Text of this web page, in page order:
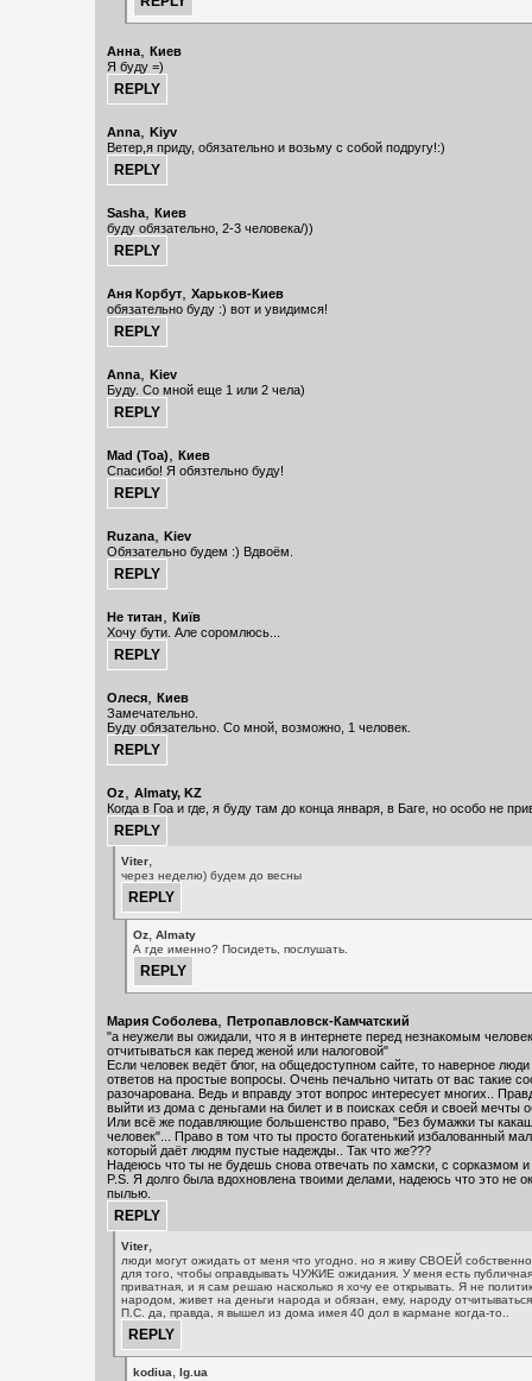
Анна, Киев
Я буду =)
Anna, Kiyv
Ветер,я приду, обязательно и возьму с собой подругу!:)
Sasha, Киев
буду обязательно, 2-3 человека/))
Аня Корбут, Харьков-Киев
обязательно буду :) вот и увидимся!
Anna, Kiev
Буду. Со мной еще 1 или 2 чела)
Mad (Toa), Киев
Спасибо! Я обязтельно буду!
Ruzana, Kiev
Обязательно будем :) Вдвоём.
Не титан, Київ
Хочу бути. Але соромлюсь...
Олеся, Киев
Замечательно.
Буду обязательно. Со мной, возможно, 1 человек.
Oz, Almaty, KZ
Когда в Гоа и где, я буду там до конца января, в Баге, но особо не
Viter,
через неделю) будем до весны
Oz, Almaty
А где именно? Посидеть, послушать.
Мария Соболева, Петропавловск-Камчатский
"а неужели вы ожидали, что я в интернете перед незнакомым
отчитываться как перед женой или налоговой"
Если человек ведёт блог, на общедоступном сайте, то наверное
ответов на простые вопросы. Очень печально читать от вас такие
разочарована. Ведь и вправду этот вопрос интересует многих..
выйти из дома с деньгами на билет и в поисках себя и своей мечты
Или всё же подавляющие большенство право, "Без бумажки ты
человек"... Право в том что ты просто богатенький избалованный
который даёт людям пустые надежды.. Так что же???
Надеюсь что ты не будешь снова отвечать по хамски, с сорказмом
P.S. Я долго была вдохновлена твоими делами, надеюсь что это не
пылью.
Viter,
люди могут ожидать от меня что угодно. но я живу СВОЕЙ
для того, чтобы оправдывать ЧУЖИЕ ожидания. У меня есть
приватная, и я сам решаю насколько я хочу ее открывать. Я не
народом, живет на деньги народа и обязан, ему, народу
П.С. да, правда, я вышел из дома имея 40 дол в кармане когда-то..
kodiua, lg.ua